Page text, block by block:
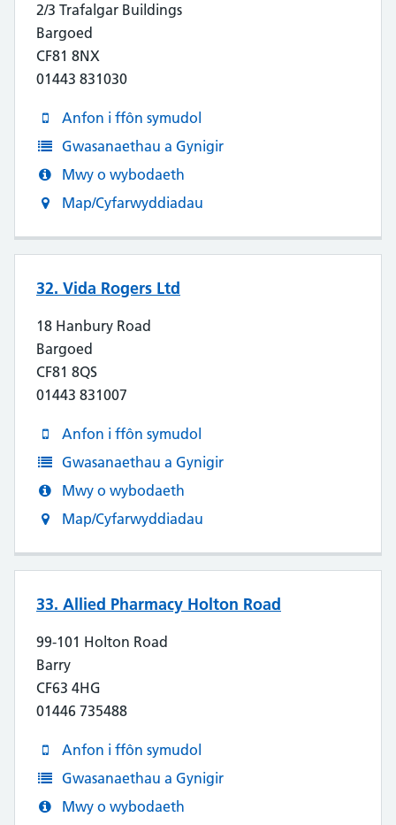
2/3 Trafalgar Buildings
Bargoed
CF81 8NX
01443 831030
Anfon i ffôn symudol
Gwasanaethau a Gynigir
Mwy o wybodaeth
Map/Cyfarwyddiadau
32. Vida Rogers Ltd
18 Hanbury Road
Bargoed
CF81 8QS
01443 831007
Anfon i ffôn symudol
Gwasanaethau a Gynigir
Mwy o wybodaeth
Map/Cyfarwyddiadau
33. Allied Pharmacy Holton Road
99-101 Holton Road
Barry
CF63 4HG
01446 735488
Anfon i ffôn symudol
Gwasanaethau a Gynigir
Mwy o wybodaeth